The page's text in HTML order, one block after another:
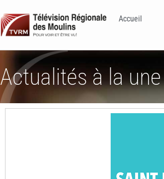
Accueil
Actualités à la une